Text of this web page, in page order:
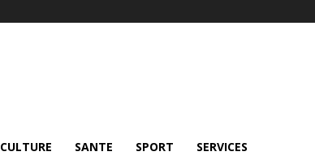
CULTURE SANTE SPORT SERVICES